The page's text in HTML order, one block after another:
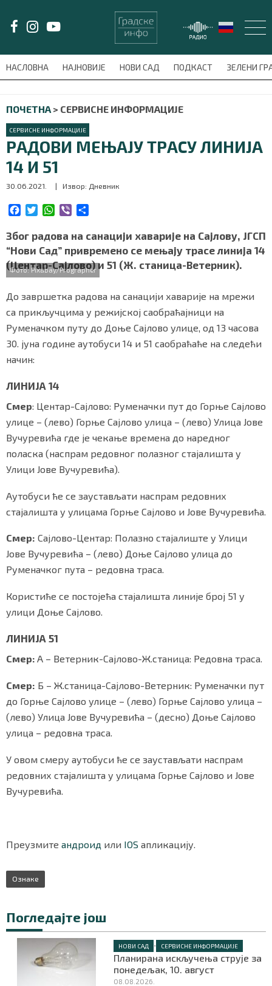
НАСЛОВНА НАЈНОВИЈЕ НОВИ САД ПОДКАСТ ЗЕЛЕНИ
meni'); $this_item = current( wp_filter_object_list(
ПОЧЕТНА > СЕРВИСНЕ ИНФОРМАЦИЈЕ
СЕРВИСНЕ ИНФОРМАЦИЈЕ
РАДОВИ МЕЊАЈУ ТРАСУ ЛИНИЈА
14 И 51
30.06.2021. | Извор: Дневник
c
e
b
o
k
i
t
t
e
W
a
t
s
A
p
b
e
r
a
r
e
Због радова на санацији хаварије на Сајлову, ЈГСП
“Нови Сад” привремено се мењају трасе линија 14
(Центар-Сајлово) и 51 (Ж. станица-Ветерник).
Фото: Pixabay/Prographer
До завршетка радова на санацији хаварије на мрежи
са прикључцима у режијској саобраћајници на
Руменачком путу до Доње Сајлово улице, од 13 часова
30. јуна године аутобуси 14 и 51 саобраћаће на следећи
начин:
ЛИНИЈА 14
Смер: Центар-Сајлово: Руменачки пут до Горње Сајлово
улице – (лево) Горње Сајлово улица – (лево) Улица Јове
Вучуревића где је чекање времена до наредног
поласка (наспрам редовног полазног стајалишта у
Улици Јове Вучуревића).
Аутобуси ће се заустављати наспрам редовних
стајалишта у улицама Горње Сајлово и Јове Вучуревића.
Смер: Сајлово-Центар: Полазно стајалиште у Улици
Јове Вучуревића – (лево) Доње Сајлово улица до
Руменачког пута – редовна траса.
Користиће се постојећа стајалишта линије број 51 у
улици Доње Сајлово.
ЛИНИЈА 51
Смер: А – Ветерник-Сајлово-Ж.станица: Редовна траса.
Смер: Б – Ж.станица-Сајлово-Ветерник: Руменачки пут
до Горње Сајлово улице – (лево) Горње Сајлово улица –
(лево) Улица Јове Вучуревића – (десно) Доње Сајлово
улица – редовна траса.
У овом смеру аутобуси ће се заустављати наспрам
редовних стајалишта у улицама Горње Сајлово и Јове
Вучуревића.
Преузмите андроид или IOS апликацију.
Ознаке
Погледајте још
НОВИ САД • СЕРВИСНЕ ИНФОРМАЦИЈЕ
Планирана искључења струје за
понедељак, 10. август
08.08.2026.
LAT/ЋИР
НАСЛОВНА
НАЈНОВИЈЕ
НОВИ САД
ПОДКАСТ
ЗЕЛЕНИ ГРАД
ВИДЕО
БЛОГ
СРБИЈА
СВЕТ
ЖИВОТ И СТИЛ
СПОРТ
БИЗНИС
Маркетинг|Услови коришћења|Политика